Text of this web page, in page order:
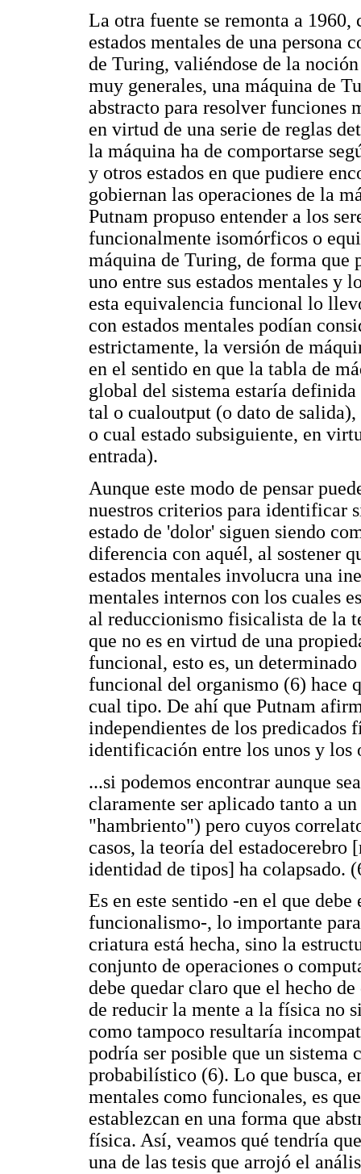
La otra fuente se remonta a
estados mentales de una persona
de Turing, valiéndose de la
muy generales, una máquina de
abstracto para resolver funciones
en virtud de una serie de reglas
la máquina ha de comportarse
y otros estados en que pudiere
gobiernan las operaciones de la
Putnam propuso entender a los
funcionalmente isomórficos o
máquina de Turing, de forma que
uno entre sus estados mentales y
esta equivalencia funcional lo
con estados mentales podían
estrictamente, la versión de
en el sentido en que la tabla de
global del sistema estaría
tal o cualoutput (o dato de
o cual estado subsiguiente, en
entrada).
Aunque este modo de pensar
nuestros criterios para identificar
estado de 'dolor' siguen siendo
diferencia con aquél, al sostener
estados mentales involucra una
mentales internos con los cuales
al reduccionismo fisicalista de la
que no es en virtud de una
funcional, esto es, un
funcional del organismo (6) hace
cual tipo. De ahí que Putnam
independientes de los predicados
identificación entre los unos y los
...si podemos encontrar aunque
claramente ser aplicado tanto a
"hambriento") pero cuyos
casos, la teoría del
identidad de tipos] ha colapsado.
Es en este sentido -en el que
funcionalismo-, lo importante
criatura está hecha, sino la
conjunto de operaciones o
debe quedar claro que el hecho
de reducir la mente a la física no
como tampoco resultaría
podría ser posible que un sistema
probabilístico (6). Lo que busca,
mentales como funcionales, es
establezcan en una forma que
física. Así, veamos qué tendría
una de las tesis que arrojó el